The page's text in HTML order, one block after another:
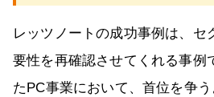
レッツノートの成功事例は、セ
要性を再確認させてくれる事例
たPC事業において、首位を争